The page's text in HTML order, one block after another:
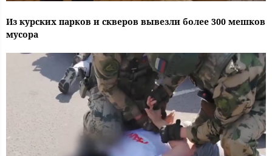
Из курских парков и скверов вывезли более 300 мешков
мусора